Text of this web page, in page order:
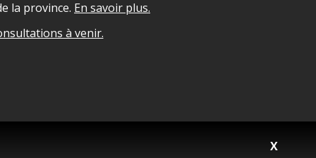
X
la province. En savoir plus.
à venir.